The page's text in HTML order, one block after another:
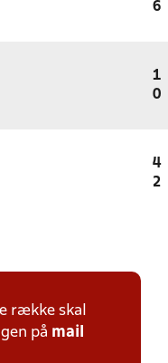
6
1
0
4
2
række skal
på mail